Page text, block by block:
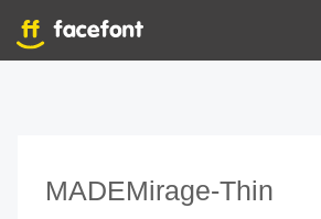
MADEMirage-Thin